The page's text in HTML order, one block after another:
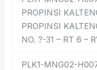
PROPINSI
PROPINSI
NO. ?-31 – RT 6 –
PLK1-MNG02-